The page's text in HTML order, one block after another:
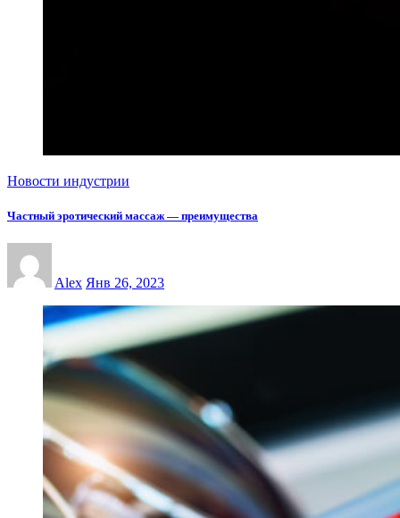
Новости индустрии
Частный эротический массаж — преимущества
Alex Янв 26, 2023